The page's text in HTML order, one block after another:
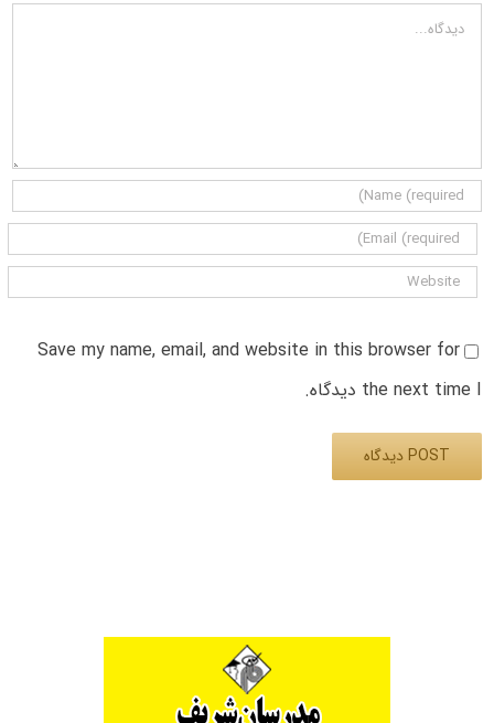
دیدگاه
Save my name, email, and website in this browser for
the next time I دیدگاه.